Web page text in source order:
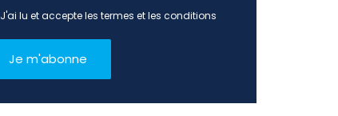
J'ai lu et accepte les termes et les conditions